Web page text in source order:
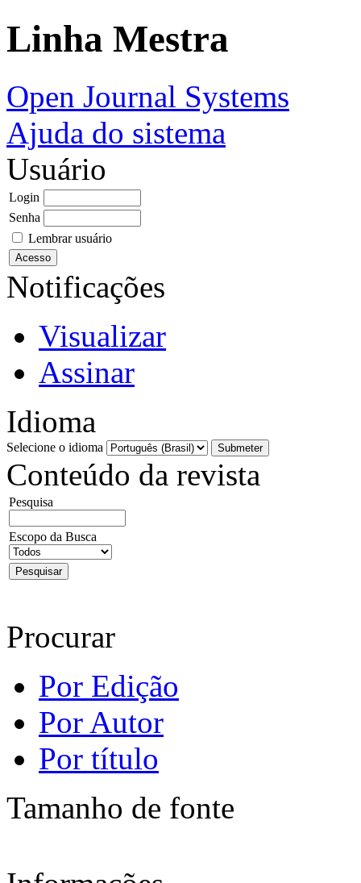
Linha Mestra
Open Journal Systems
Ajuda do sistema
Usuário
Login
Senha
Lembrar usuário
Notificações
Visualizar
Assinar
Idioma
Selecione o idioma
Conteúdo da revista
Pesquisa
Escopo da Busca
Procurar
Por Edição
Por Autor
Por título
Tamanho de fonte